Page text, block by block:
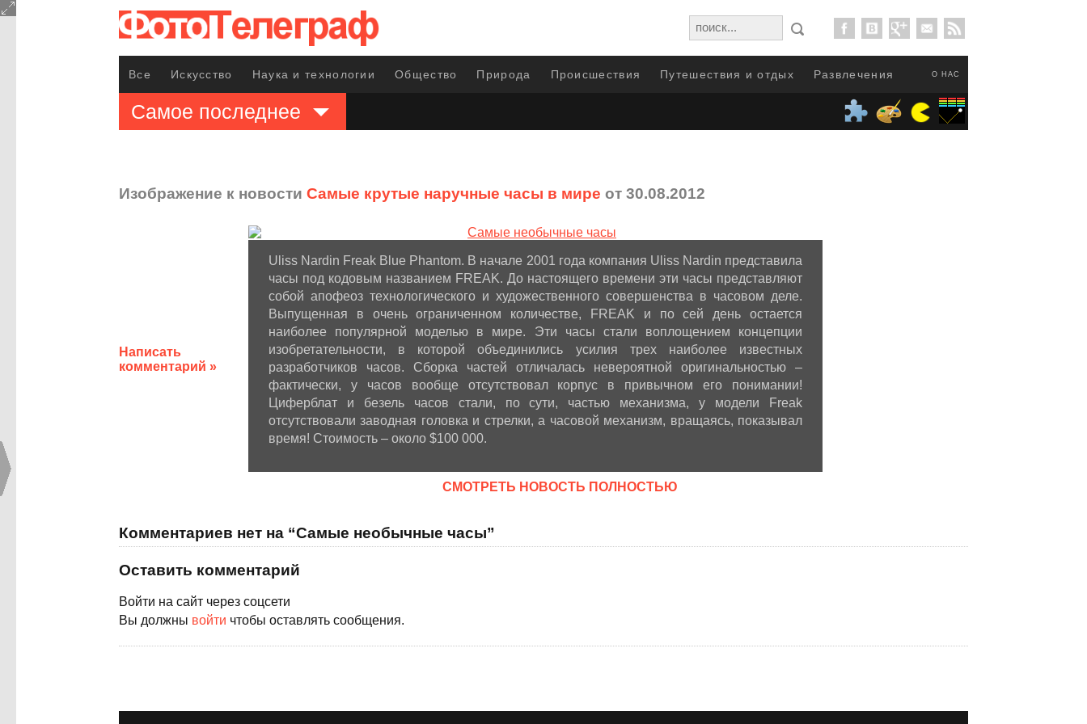
О НАС
Все Искусство Наука и технологии Общество Природа Происшествия Путешествия и отдых Развлечения
Самое последнее
Изображение к новости Самые крутые наручные часы в мире от 30.08.2012
Написать
комментарий »
Uliss Nardin Freak Blue Phantom. В начале 2001 года компания Uliss Nardin представила
часы под кодовым названием FREAK. До настоящего времени эти часы представляют
собой апофеоз технологического и художественного совершенства в часовом деле.
Выпущенная в очень ограниченном количестве, FREAK и по сей день остается
наиболее популярной моделью в мире. Эти часы стали воплощением концепции
изобретательности, в которой объединились усилия трех наиболее известных
разработчиков часов. Сборка частей отличалась невероятной оригинальностью –
фактически, у часов вообще отсутствовал корпус в привычном его понимании!
Циферблат и безель часов стали, по сути, частью механизма, у модели Freak
отсутствовали заводная головка и стрелки, а часовой механизм, вращаясь, показывал
время! Стоимость – около $100 000.
CМОТРЕТЬ НОВОСТЬ ПОЛНОСТЬЮ
Комментариев нет на “Самые необычные часы”
Оставить комментарий
Войти на сайт через соцсети
Вы должны войти чтобы оставлять сообщения.